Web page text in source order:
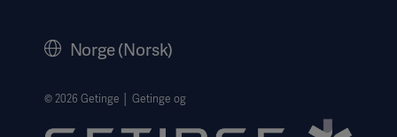
Website Privacy Policy
Website use disclaimer
Norge (Norsk)
© 2026 Getinge │ Getinge og